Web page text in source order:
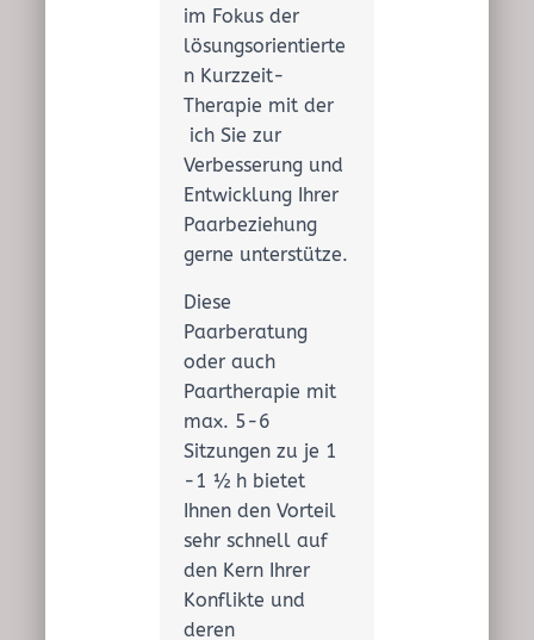
im Fokus der
lösungsorientierte
n Kurzzeit-
Therapie mit der
ich Sie zur
Verbesserung und
Entwicklung Ihrer
Paarbeziehung
gerne unterstütze.
Diese
Paarberatung
oder auch
Paartherapie mit
max. 5-6
Sitzungen zu je 1
-1 ½ h bietet
Ihnen den Vorteil
sehr schnell auf
den Kern Ihrer
Konflikte und
deren